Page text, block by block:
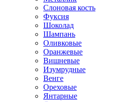
Слоновая кость
Фуксия
Шоколад
Шампань
Оливковые
Оранжевые
Вишневые
Изумрудные
Венге
Ореховые
Янтарные